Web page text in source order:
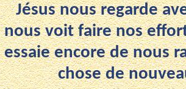
Jésus nous regarde
nous voit faire nos
essaie encore de nous
chose de